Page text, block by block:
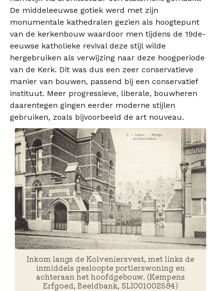
De middeleeuwse gotiek werd met zijn
monumentale kathedralen gezien als hoogtepunt
van de kerkenbouw waardoor men tijdens de 19de-
eeuwse katholieke revival deze stijl wilde
hergebruiken als verwijzing naar deze hoogperiode
van de Kerk. Dit was dus een zeer conservatieve
manier van bouwen, passend bij een conservatief
instituut. Meer progressieve, liberale, bouwheren
daarentegen gingen eerder moderne stijlen
gebruiken, zoals bijvoorbeeld de art nouveau.
Inkom langs de Kolveniersvest, met links de
inmiddels gesloopte portierswoning en
achteraan het hoofdgebouw. (Kempens
Erfgoed, Beeldbank, SLI001002584)